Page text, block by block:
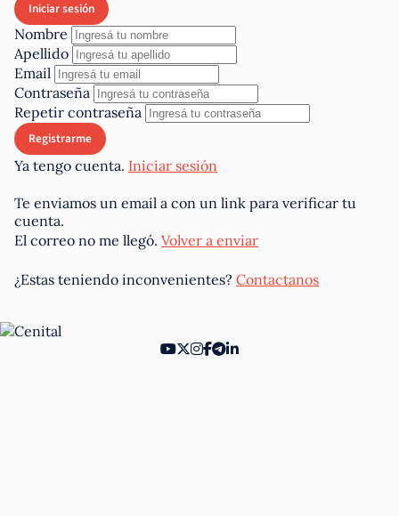
Nombre
Apellido
Email
Contraseña
Repetir contraseña
Ya tengo cuenta. Iniciar sesión
Te enviamos un email a con un link para verificar tu
cuenta.
El correo no me llegó. Volver a enviar
¿Estas teniendo inconvenientes? Contactanos